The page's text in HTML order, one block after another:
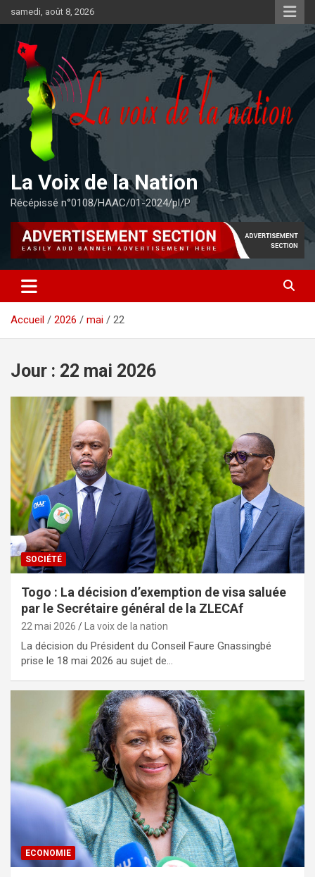
au
contenu
samedi, août 8, 2026
La Voix de la Nation
Récépissé n°0108/HAAC/01-2024/pl/P
Accueil 2026 mai 22
Jour : 22 mai 2026
SOCIÉTÉ
Togo : La décision d’exemption de visa saluée
par le Secrétaire général de la ZLECAf
22 mai 2026 La voix de la nation
La décision du Président du Conseil Faure Gnassingbé
prise le 18 mai 2026 au sujet de…
ECONOMIE